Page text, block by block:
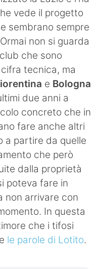
vede il progetto
sembrano sempre
non si guarda
che sono
tecnica, ma
e Bologna
due anni a
concreto che in
fare anche altri
a partire da quelle
che però
dalla proprietà
poteva fare in
non arrivare con
In questa
che i tifosi
le parole di Lotito.